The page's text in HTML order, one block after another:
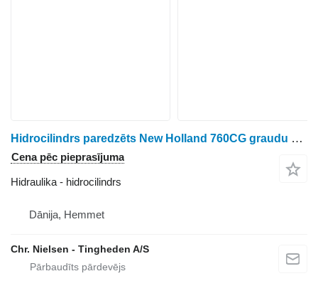
Hidrocilindrs paredzēts New Holland 760CG graudu hedera
Cena pēc pieprasījuma
Hidraulika - hidrocilindrs
Dānija, Hemmet
Chr. Nielsen - Tingheden A/S